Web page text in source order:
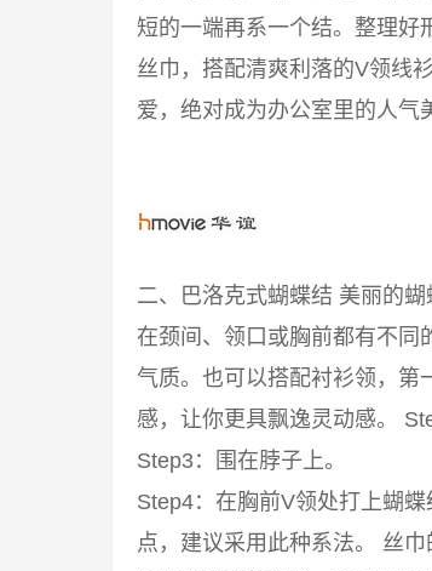
短的一端再系一个结。整理好
丝巾，搭配清爽利落的V领线
爱，绝对成为办公室里的人气
二、巴洛克式蝴蝶结 美丽的
在颈间、领口或胸前都有不同
气质。也可以搭配衬衫领，第
感，让你更具飘逸灵动感。
Step3：围在脖子上。
Step4：在胸前V领处打上蝴
点，建议采用此种系法。 丝